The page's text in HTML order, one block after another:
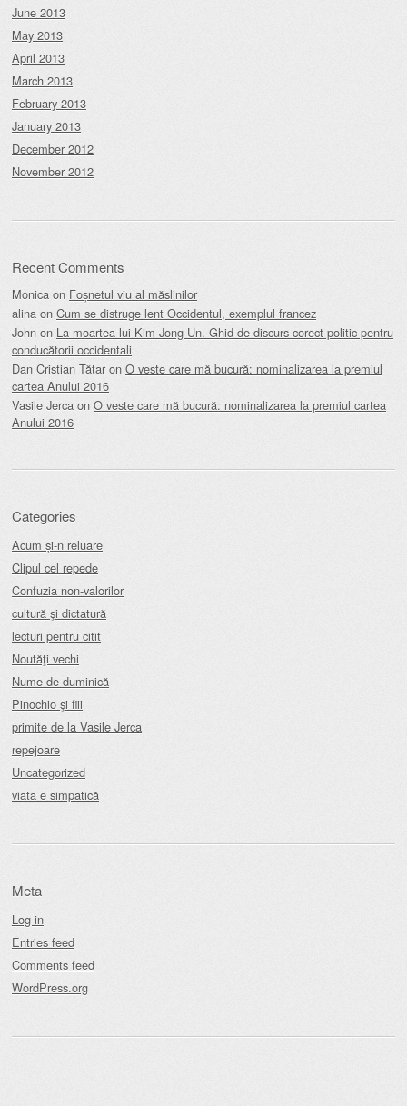
June 2013
May 2013
April 2013
March 2013
February 2013
January 2013
December 2012
November 2012
Recent Comments
Monica on Foșnetul viu al măslinilor
alina on Cum se distruge lent Occidentul, exemplul francez
John on La moartea lui Kim Jong Un. Ghid de discurs corect politic pentru
conducătorii occidentali
Dan Cristian Tătar on O veste care mă bucură: nominalizarea la premiul
cartea Anului 2016
Vasile Jerca on O veste care mă bucură: nominalizarea la premiul cartea
Anului 2016
Categories
Acum și-n reluare
Clipul cel repede
Confuzia non-valorilor
cultură şi dictatură
lecturi pentru citit
Noutăţi vechi
Nume de duminică
Pinochio şi fiii
primite de la Vasile Jerca
repejoare
Uncategorized
viata e simpatică
Meta
Log in
Entries feed
Comments feed
WordPress.org